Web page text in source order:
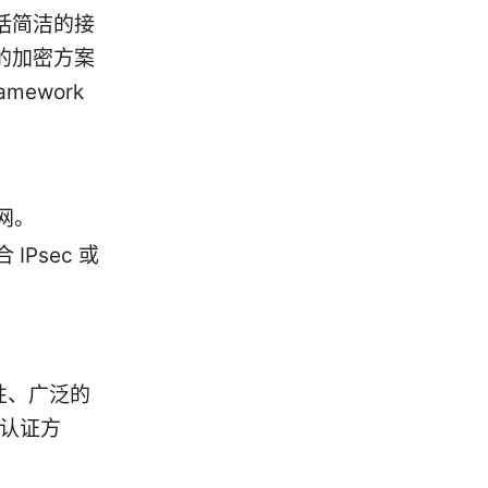
简洁的接
加密方案
IPsec 或
、广泛的
证方